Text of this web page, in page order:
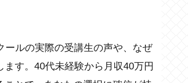
ールの実際の受講生の声や、なぜ
す。40代未経験から月収40万円